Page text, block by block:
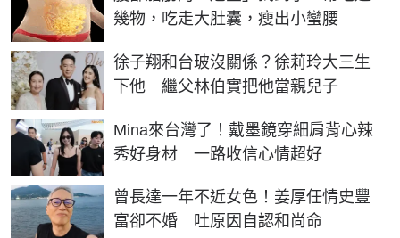
幾物，吃走大肚囊，瘦出小蠻腰
徐子翔和台玻沒關係？徐莉玲大三生
下他 繼父林伯實把他當親兒子
Mina來台灣了！戴墨鏡穿細肩背心辣
秀好身材 一路收信心情超好
曾長達一年不近女色！姜厚任情史豐
富卻不婚 吐原因自認和尚命